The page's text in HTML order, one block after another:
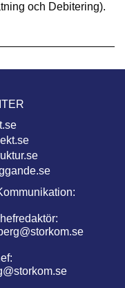
och Debitering).